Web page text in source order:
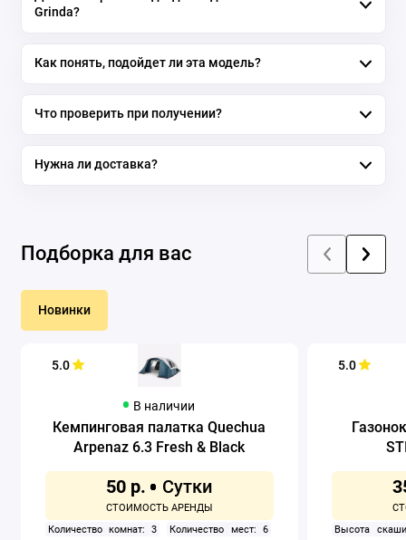
Grinda?
Как понять, подойдет ли эта модель?
Что проверить при получении?
Нужна ли доставка?
Подборка для вас
Новинки
5.0
В наличии
Кемпинговая палатка Quechua
Arpenaz 6.3 Fresh & Black
50 р.
Количество комнат: 3
Количество мест: 6
5.0
Высота